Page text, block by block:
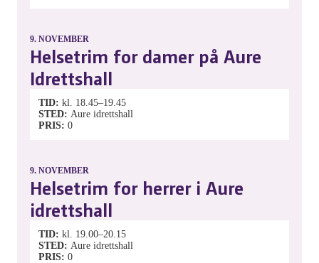
9. NOVEMBER
Helsetrim for damer på Aure
Idrettshall
TID kl. 18.45–19.45
STED Aure idrettshall
PRIS 0
9. NOVEMBER
Helsetrim for herrer i Aure
idrettshall
TID kl. 19.00–20.15
STED Aure idrettshall
PRIS 0